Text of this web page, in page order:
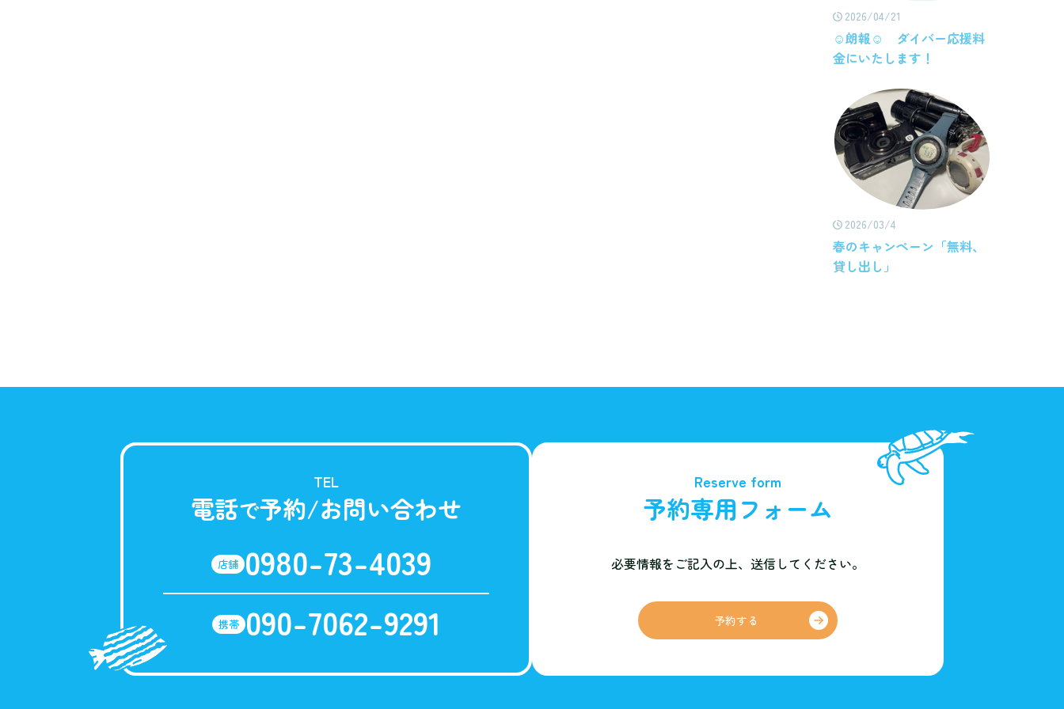
2026/04/21
☺朗報☺ ダイバー応援料
金にいたします！
2026/03/4
春のキャンペーン「無料、
貸し出し」
TEL
電話で予約/お問い合わせ
店舗 0980-73-4039
携帯 090-7062-9291
Reserve form
予約専用フォーム
必要情報をご記入の上、 送信してください。
予約する